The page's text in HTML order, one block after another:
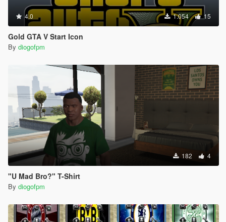
4.0 1.054 15
Gold GTA V Start Icon
By diogofpm
182 4
"U Mad Bro?" T-Shirt
By diogofpm